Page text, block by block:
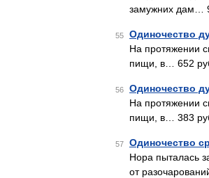
замужних дам…
55 Одиночество
На протяжении
пищи, в… 652
56 Одиночество
На протяжении
пищи, в… 383
57 Одиночество
Нора пыталась
от